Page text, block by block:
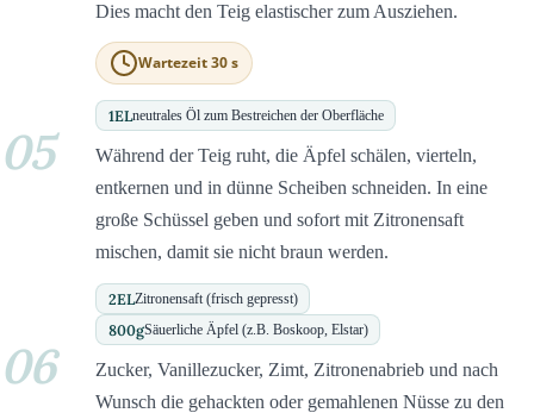
Dies macht den Teig elastischer zum Ausziehen.
Wartezeit 30 s
1ELneutrales Öl zum Bestreichen der Oberfläche
05
Während der Teig ruht, die Äpfel schälen, vierteln,
entkernen und in dünne Scheiben schneiden. In eine
große Schüssel geben und sofort mit Zitronensaft
mischen, damit sie nicht braun werden.
2ELZitronensaft (frisch gepresst)
800gSäuerliche Äpfel (z.B. Boskoop, Elstar)
06
Zucker, Vanillezucker, Zimt, Zitronenabrieb und nach
Wunsch die gehackten oder gemahlenen Nüsse zu den